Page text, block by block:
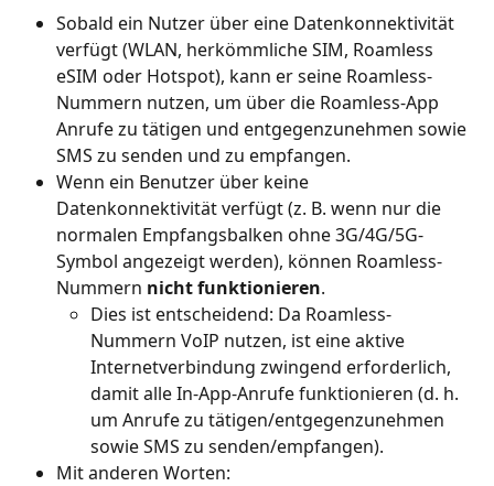
Sobald ein Nutzer über eine Datenkonnektivität
verfügt (WLAN, herkömmliche SIM, Roamless
eSIM oder Hotspot), kann er seine Roamless-
Nummern nutzen, um über die Roamless-App
Anrufe zu tätigen und entgegenzunehmen sowie
SMS zu senden und zu empfangen.
Wenn ein Benutzer über keine
Datenkonnektivität verfügt (z. B. wenn nur die
normalen Empfangsbalken ohne 3G/4G/5G-
Symbol angezeigt werden), können Roamless-
Nummern nicht funktionieren.
Dies ist entscheidend: Da Roamless-
Nummern VoIP nutzen, ist eine aktive
Internetverbindung zwingend erforderlich,
damit alle In-App-Anrufe funktionieren (d. h.
um Anrufe zu tätigen/entgegenzunehmen
sowie SMS zu senden/empfangen).
Mit anderen Worten: